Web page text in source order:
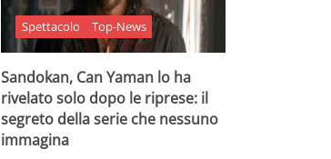
Spettacolo Top-News
Sandokan, Can Yaman lo ha
rivelato solo dopo le riprese: il
segreto della serie che nessuno
immagina